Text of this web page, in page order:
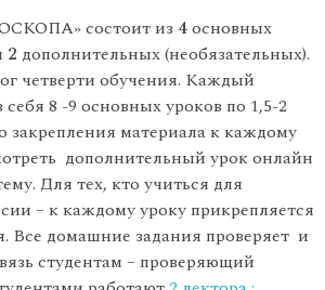
состоит из 4основных
2 дополнительных (необязательных).
четверти обучения. Каждый
8 -9 основных уроков по 1,5-2
закрепления материала к каждому
дополнительный урок онлайн
Для тех, кто учиться для
– к каждому уроку прикрепляется
Все домашние задания проверяет и
студентам – проверяющий